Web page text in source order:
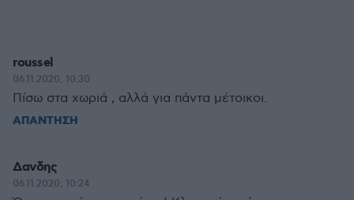
roussel
06.11.2020, 10:30
Πίσω στα χωριά , αλλά για πάντα μέτοικοι.
ΑΠΑΝΤΗΣΗ
Δανδης
06.11.2020, 10:24